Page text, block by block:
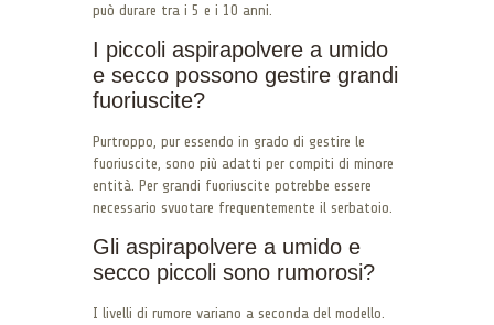
può durare tra i 5 e i 10 anni.
I piccoli aspirapolvere a umido
e secco possono gestire grandi
fuoriuscite?
Purtroppo, pur essendo in grado di gestire le
fuoriuscite, sono più adatti per compiti di minore
entità. Per grandi fuoriuscite potrebbe essere
necessario svuotare frequentemente il serbatoio.
Gli aspirapolvere a umido e
secco piccoli sono rumorosi?
I livelli di rumore variano a seconda del modello.